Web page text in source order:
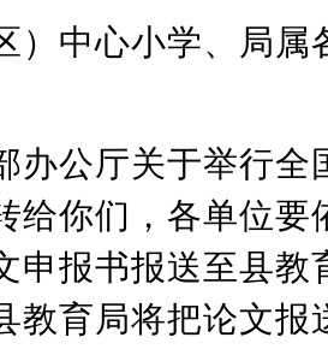
）中心小学、局属
办公厅关于举行
给你们，各单位
申报书报送至县
教育局将把论文报